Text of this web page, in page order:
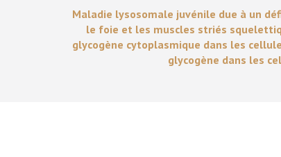
Maladie lysosomale juvénile due à un
le foie et les muscles striés
glycogène cytoplasmique dans les
glycogène dans les